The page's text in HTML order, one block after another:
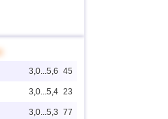
3,0...5,6 45
3,0...5,4 23
3,0...5,3 77